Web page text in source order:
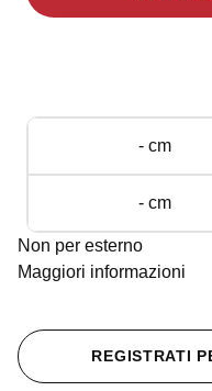
- cm
- cm
Non per esterno
Maggiori informazioni
REGISTRATI